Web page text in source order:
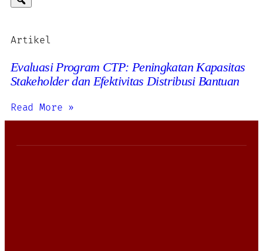
Artikel
Evaluasi Program CTP: Peningkatan Kapasitas
Stakeholder dan Efektivitas Distribusi Bantuan
Read More »